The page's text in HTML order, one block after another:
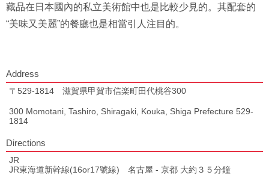
藏品在日本國內的私立美術館中也是比較少見的。其配套的
“美味又美麗”的餐廳也是相當引人注目的。
Address
〒529-1814 滋賀県甲賀市信楽町田代桃谷300
300 Momotani, Tashiro, Shiragaki, Kouka, Shiga Prefecture 529-
1814
Directions
JR
JR東海道新幹線(16or17號線) 名古屋 - 京都 大約３５分鐘